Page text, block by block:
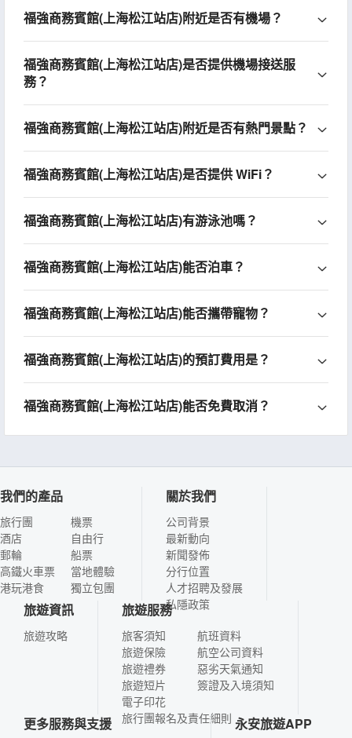
福強商務賓館(上海松江站店)附近是否有機場？
福強商務賓館(上海松江站店)是否提供機場接送服
務？
福強商務賓館(上海松江站店)附近是否有熱門景點？
福強商務賓館(上海松江站店)是否提供 WiFi？
福強商務賓館(上海松江站店)有游泳池嗎？
福強商務賓館(上海松江站店)能否泊車？
福強商務賓館(上海松江站店)能否攜帶寵物？
福強商務賓館(上海松江站店)的預訂費用是？
福強商務賓館(上海松江站店)能否免費取消？
我們的產品
旅行團
酒店
郵輪
高鐵火車票
港玩港食
機票
自由行
船票
當地體驗
獨立包團
關於我們
公司背景
最新動向
新聞發佈
分行位置
人才招聘及發展
私隱政策
旅遊資訊
旅遊攻略
旅遊服務
旅客須知
旅遊保險
旅遊禮券
旅遊短片
電子印花
航班資料
航空公司資料
惡劣天氣通知
簽證及入境須知
旅行團報名及責任細則
更多服務與支援 永安旅遊APP